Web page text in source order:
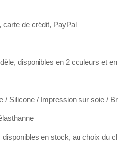
carte de crédit, PayPal
disponibles en 2 couleurs et
/ Silicone / Impression sur soie /
en stock, au choix du